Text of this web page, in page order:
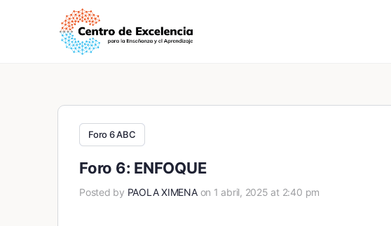
Foro 6 ABC
Foro 6: ENFOQUE
Posted by PAOLA XIMENA on 1 abril, 2025 at 2:40 pm